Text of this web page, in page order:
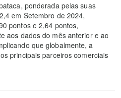
ponderada pelas suas
em Setembro de 2024,
pontos e 2,64 pontos,
aos dados do mês anterior e ao
que globalmente, a
principais parceiros comerciais